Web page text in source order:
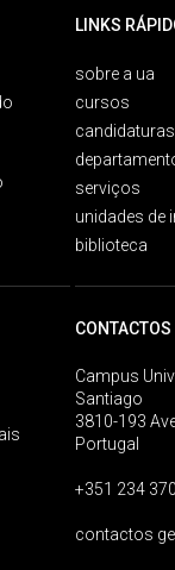
LINKS
sobre a ua
cursos
candidaturas
serviços
unidades de
biblioteca
CONTACTOS
Campus
Santiago
3810-193
Portugal
+351 234
contactos